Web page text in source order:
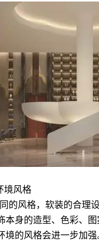
境风格
的风格，软装的合理
本身的造型、色彩、
境的风格会进一步加强